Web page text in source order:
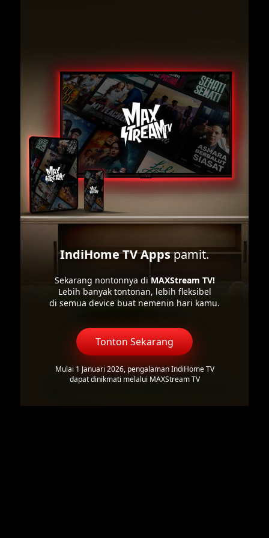
IndiHome TV Appspamit.
Sekarang nontonnya di MAXStream TV!
Lebih banyak tontonan, lebih fleksibel
di semua device buat nemenin hari kamu.
Tonton Sekarang
Mulai 1 Januari 2026, pengalaman IndiHome TV
dapat dinikmati melalui MAXStream TV